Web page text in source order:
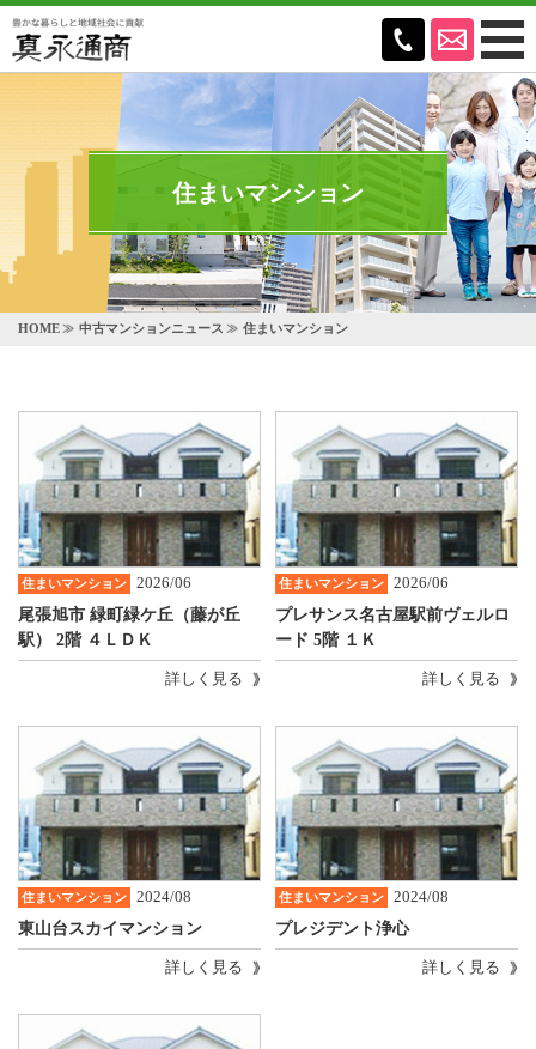
住まいマンション
HOME 中古マンションニュース 住まいマンション
住まいマンション
2026/06
尾張旭市 緑町緑ケ丘（藤が丘
駅） 2階 ４ＬＤＫ
詳しく見る
住まいマンション
2026/06
プレサンス名古屋駅前ヴェルロ
ード 5階 １Ｋ
詳しく見る
住まいマンション
2024/08
東山台スカイマンション
詳しく見る
住まいマンション
2024/08
プレジデント浄心
詳しく見る